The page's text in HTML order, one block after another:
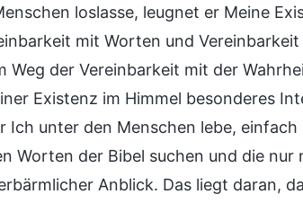
loslasse, leugnet er Meine
mit Worten und
der Vereinbarkeit mit der
Existenz im Himmel besonderes
Ich unter den Menschen lebe,
Worten der Bibel suchen und die
Anblick. Das liegt daran,